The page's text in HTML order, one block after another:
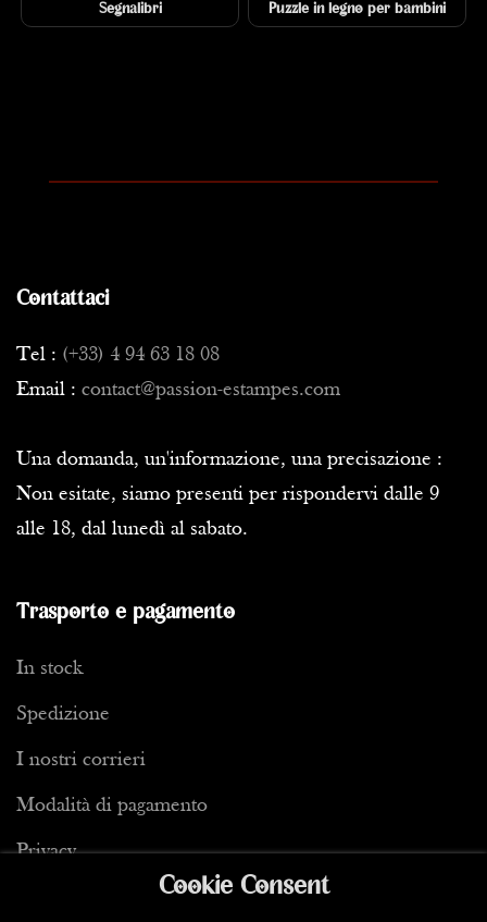
Segnalibri Puzzle in legno per bambini
Contattaci
Tel : (+33) 4 94 63 18 08
Email : contact@passion-estampes.com
Una domanda, un'informazione, una precisazione :
Non esitate, siamo presenti per rispondervi dalle 9
alle 18, dal lunedì al sabato.
Trasporto e pagamento
In stock
Spedizione
I nostri corrieri
Modalità di pagamento
Privacy
Cookie Consent